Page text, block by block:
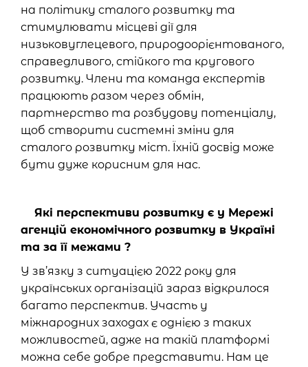
на політику сталого розвитку та
стимулювати місцеві дії для
низьковуглецевого, природоорієнтованого,
справедливого, стійкого та кругового
розвитку. Члени та команда експертів
працюють разом через обмін,
партнерство та розбудову потенціалу,
щоб створити системні зміни для
сталого розвитку міст. Їхній досвід може
бути дуже корисним для нас.
Які перспективи розвитку є у Мережі
агенцій економічного розвитку в Україні
та за її межами ?
У зв’язку з ситуацією 2022 року для
українських організацій зараз відкрилося
багато перспектив. Участь у
міжнародних заходах є однією з таких
можливостей, адже на такій платформі
можна себе добре представити. Нам це